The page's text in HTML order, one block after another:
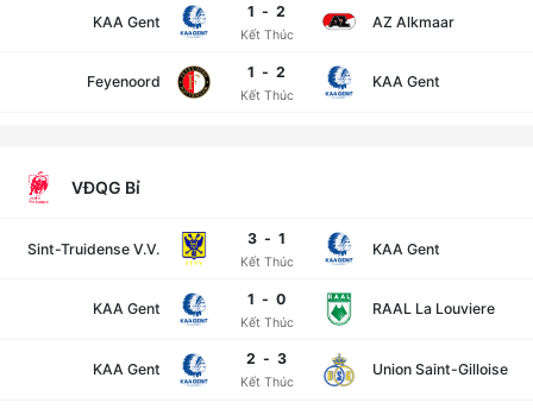
KAA Gent
Kết Thúc
1 - 2
AZ Alkmaar
Feyenoord
Kết Thúc
1 - 2
KAA Gent
VĐQG Bỉ
Sint-Truidense V.V.
Kết Thúc
3 - 1
KAA Gent
KAA Gent
Kết Thúc
1 - 0
RAAL La Louviere
KAA Gent
Kết Thúc
2 - 3
Union Saint-Gilloise